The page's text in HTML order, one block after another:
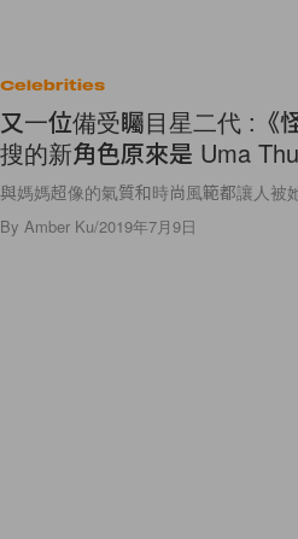
Celebrities
又一位備受矚目星二代 :《
搜的新角色原來是 Uma
與媽媽超像的氣質和時尚風範都讓人被
By Amber Ku/2019年7月9日